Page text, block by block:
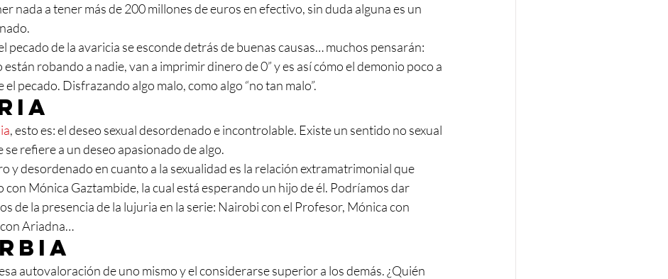
nada a tener más de 200 millones de euros en efectivo, sin duda alguna es un
pecado de la avaricia se esconde detrás de buenas causas… muchos pensarán:
están robando a nadie, van a imprimir dinero de 0” y es así cómo el demonio poco a
el pecado. Disfrazando algo malo, como algo “no tan malo”.
, esto es: el deseo sexual desordenado e incontrolable. Existe un sentido no sexual
se refiere a un deseo apasionado de algo.
y desordenado en cuanto a la sexualidad es la relación extramatrimonial que
Mónica Gaztambide, la cual está esperando un hijo de él. Podríamos dar
de la presencia de la lujuria en la serie: Nairobi con el Profesor, Mónica con
Ariadna…
autovaloración de uno mismo y el considerarse superior a los demás. ¿Quién